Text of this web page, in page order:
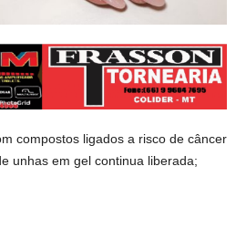
compostos ligados a risco de câncer
unhas em gel continua liberada;